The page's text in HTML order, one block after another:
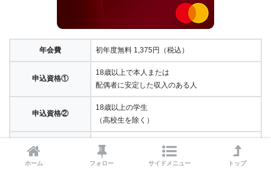
年会費 初年度無料 1,375円（税込）
申込資格①
18歳以上で本人または
配偶者に安定した収入のある人
申込資格②
18歳以上の学生
（高校生を除く）
国際ブランド
JCB,アメックス
ホーム フォロー サイドメニュー トップ